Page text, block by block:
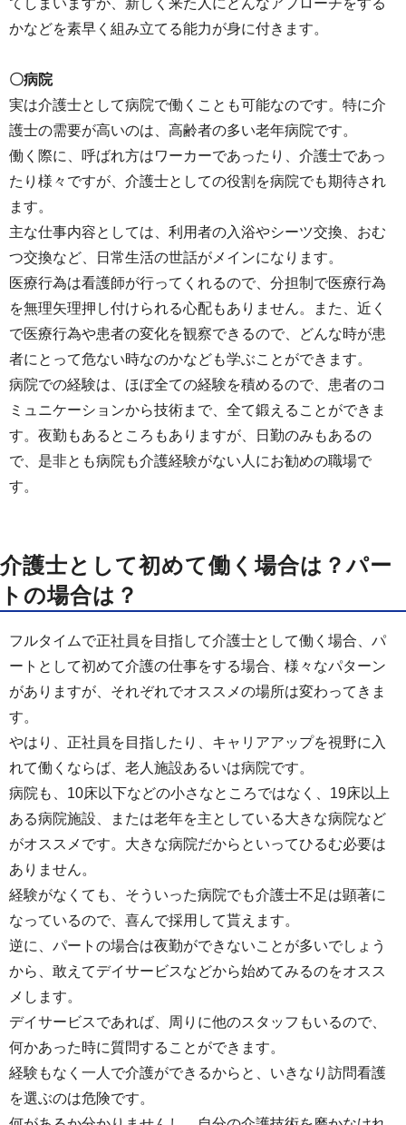
てしまいますが、新しく来た人にどんなアプローチをする
かなどを素早く組み立てる能力が身に付きます。
〇病院
実は介護士として病院で働くことも可能なのです。特に介
護士の需要が高いのは、高齢者の多い老年病院です。
働く際に、呼ばれ方はワーカーであったり、介護士であっ
たり様々ですが、介護士としての役割を病院でも期待され
ます。
主な仕事内容としては、利用者の入浴やシーツ交換、おむ
つ交換など、日常生活の世話がメインになります。
医療行為は看護師が行ってくれるので、分担制で医療行為
を無理矢理押し付けられる心配もありません。また、近く
で医療行為や患者の変化を観察できるので、どんな時が患
者にとって危ない時なのかなども学ぶことができます。
病院での経験は、ほぼ全ての経験を積めるので、患者のコ
ミュニケーションから技術まで、全て鍛えることができま
す。夜勤もあるところもありますが、日勤のみもあるの
で、是非とも病院も介護経験がない人にお勧めの職場で
す。
介護士として初めて働く場合は？パー
トの場合は？
フルタイムで正社員を目指して介護士として働く場合、パ
ートとして初めて介護の仕事をする場合、様々なパターン
がありますが、それぞれでオススメの場所は変わってきま
す。
やはり、正社員を目指したり、キャリアアップを視野に入
れて働くならば、老人施設あるいは病院です。
病院も、10床以下などの小さなところではなく、19床以上
ある病院施設、または老年を主としている大きな病院など
がオススメです。大きな病院だからといってひるむ必要は
ありません。
経験がなくても、そういった病院でも介護士不足は顕著に
なっているので、喜んで採用して貰えます。
逆に、パートの場合は夜勤ができないことが多いでしょう
から、敢えてデイサービスなどから始めてみるのをオスス
メします。
デイサービスであれば、周りに他のスタッフもいるので、
何かあった時に質問することができます。
経験もなく一人で介護ができるからと、いきなり訪問看護
を選ぶのは危険です。